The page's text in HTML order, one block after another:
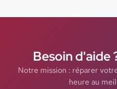
Besoin d'aide
Notre mission : réparer
heure au